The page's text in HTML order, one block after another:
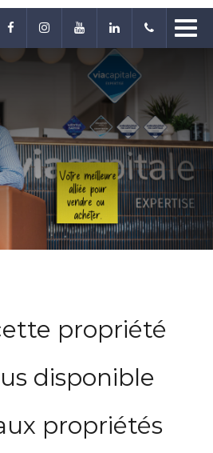
propriété
disponible
propriétés